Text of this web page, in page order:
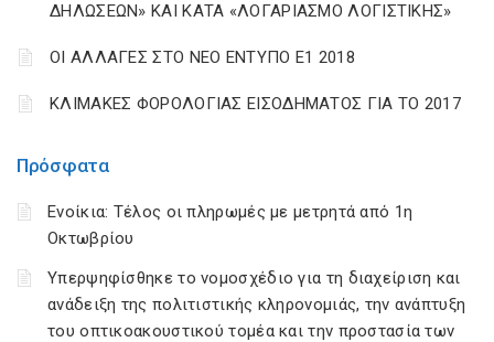
Πρόσφατα
Ενοίκια: Τέλος οι πληρωμές με μετρητά από 1η
Οκτωβρίου
Υπερψηφίσθηκε το νομοσχέδιο για τη διαχείριση και
ανάδειξη της πολιτιστικής κληρονομιάς, την ανάπτυξη
του οπτικοακουστικού τομέα και την προστασία των
ΔΗΛΩΣΕΩΝ» ΚΑΙ ΚΑΤΑ «ΛΟΓΑΡΙΑΣΜΟ ΛΟΓΙΣΤΙΚΗΣ»
ΟΙ ΑΛΛΑΓΕΣ ΣΤΟ ΝΕΟ ΕΝΤΥΠΟ Ε1 2018
ΚΛΙΜΑΚΕΣ ΦΟΡΟΛΟΓΙΑΣ ΕΙΣΟΔΗΜΑΤΟΣ ΓΙΑ ΤΟ 2017